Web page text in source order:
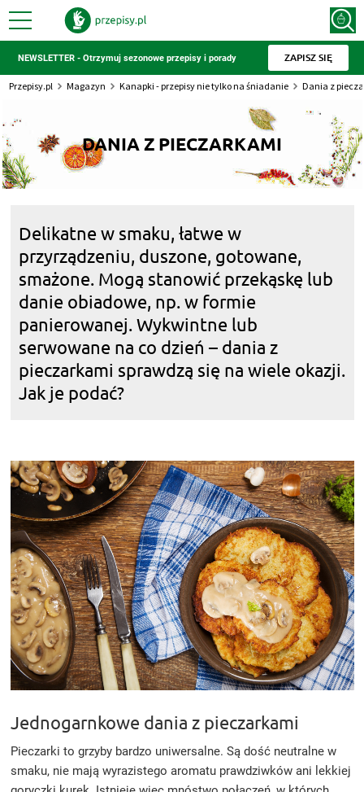
NEWSLETTER - Otrzymuj sezonowe przepisy i porady ZAPISZ SIĘ
Przepisy.pl Magazyn Kanapki - przepisy nie tylko na śniadanie Dania z
DANIA Z PIECZARKAMI
Delikatne w smaku, łatwe w
przyrządzeniu, duszone, gotowane,
smażone. Mogą stanowić przekąskę lub
danie obiadowe, np. w formie
panierowanej. Wykwintne lub
serwowane na co dzień – dania z
pieczarkami sprawdzą się na wiele okazji.
Jak je podać?
Jednogarnkowe dania z pieczarkami
Pieczarki to grzyby bardzo uniwersalne. Są dość neutralne w
smaku, nie mają wyrazistego aromatu prawdziwków ani lekkiej